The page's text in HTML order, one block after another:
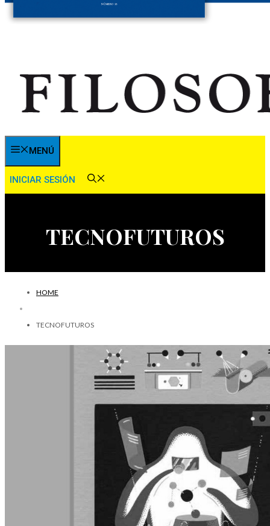
MENÚ
INICIAR SESIÓN
TECNOFUTUROS
HOME
TECNOFUTUROS